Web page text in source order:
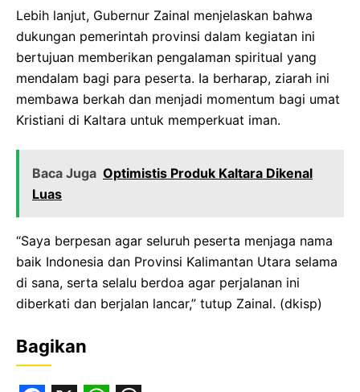
Lebih lanjut, Gubernur Zainal menjelaskan bahwa
dukungan pemerintah provinsi dalam kegiatan ini
bertujuan memberikan pengalaman spiritual yang
mendalam bagi para peserta. Ia berharap, ziarah ini
membawa berkah dan menjadi momentum bagi umat
Kristiani di Kaltara untuk memperkuat iman.
Baca Juga Optimistis Produk Kaltara Dikenal
Luas
“Saya berpesan agar seluruh peserta menjaga nama
baik Indonesia dan Provinsi Kalimantan Utara selama
di sana, serta selalu berdoa agar perjalanan ini
diberkati dan berjalan lancar,” tutup Zainal. (dkisp)
Bagikan